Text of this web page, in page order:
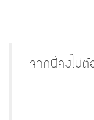
จากนี้คงไม่ต้